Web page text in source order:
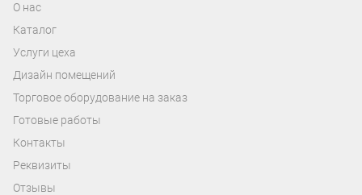
О нас
Каталог
Услуги цеха
Дизайн помещений
Торговое оборудование на заказ
Готовые работы
Контакты
Реквизиты
Отзывы